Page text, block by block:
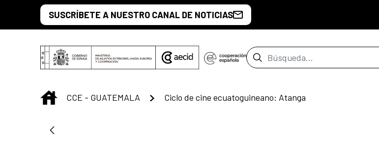
Saltar al contenido principal
SUSCRÍBETE A NUESTRO CANAL DE NOTICIAS
Barra de búsqueda
INICIO
CCE - GUATEMALA Ciclo de cine ecuatoguineano: Atanga